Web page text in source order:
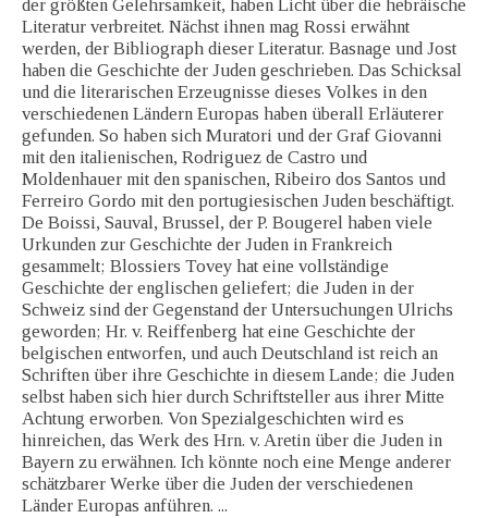
der größten Gelehrsamkeit, haben Licht über die hebräische
Literatur verbreitet. Nächst ihnen mag Rossi erwähnt
werden, der Bibliograph dieser Literatur. Basnage und Jost
haben die Geschichte der Juden geschrieben. Das Schicksal
und die literarischen Erzeugnisse dieses Volkes in den
verschiedenen Ländern Europas haben überall Erläuterer
gefunden. So haben sich Muratori und der Graf Giovanni
mit den italienischen, Rodriguez de Castro und
Moldenhauer mit den spanischen, Ribeiro dos Santos und
Ferreiro Gordo mit den portugiesischen Juden beschäftigt.
De Boissi, Sauval, Brussel, der P. Bougerel haben viele
Urkunden zur Geschichte der Juden in Frankreich
gesammelt; Blossiers Tovey hat eine vollständige
Geschichte der englischen geliefert; die Juden in der
Schweiz sind der Gegenstand der Untersuchungen Ulrichs
geworden; Hr. v. Reiffenberg hat eine Geschichte der
belgischen entworfen, und auch Deutschland ist reich an
Schriften über ihre Geschichte in diesem Lande; die Juden
selbst haben sich hier durch Schriftsteller aus ihrer Mitte
Achtung erworben. Von Spezialgeschichten wird es
hinreichen, das Werk des Hrn. v. Aretin über die Juden in
Bayern zu erwähnen. Ich könnte noch eine Menge anderer
schätzbarer Werke über die Juden der verschiedenen
Länder Europas anführen. ...